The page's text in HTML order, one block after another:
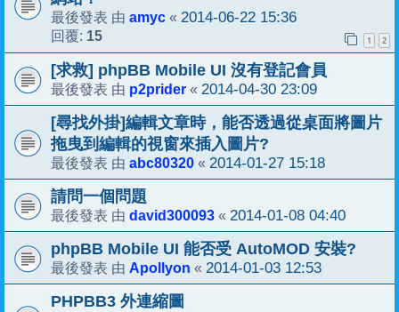
最後發表 由 amyc « 2014-06-22 15:36
回覆: 15 1 2
[求救] phpBB Mobile UI 沒有登記會員
最後發表 由 p2prider « 2014-04-30 23:09
[尋找外掛]編輯文章時，能否透過從桌面將圖片
拖曳到編輯的視窗來插入圖片?
最後發表 由 abc80320 « 2014-01-27 15:18
請問一個問題
最後發表 由 david300093 « 2014-01-08 04:40
phpBB Mobile UI 能否受 AutoMOD 安裝?
最後發表 由 Apollyon « 2014-01-03 12:53
PHPBB3 外連縮圖